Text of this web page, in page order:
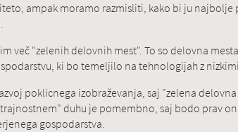
ampak moramo razmisliti, kako bi ju najbolje
več "zelenih delovnih mest". To so delovna
ki bo temeljilo na tehnologijah z
poklicnega izobraževanja, saj "zelena
duhu je pomembno, saj bodo prav
gospodarstva.